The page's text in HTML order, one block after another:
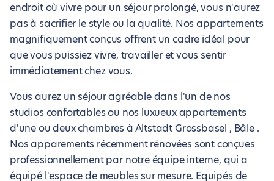
endroit où vivre pour un séjour prolongé, vous n'aurez
pas à sacrifier le style ou la qualité. Nos appartements
magnifiquement conçus offrent un cadre idéal pour
que vous puissiez vivre, travailler et vous sentir
immédiatement chez vous.
Vous aurez un séjour agréable dans l'un de nos
studios confortables ou nos luxueux appartements
d'une ou deux chambres à Altstadt Grossbasel , Bâle .
Nos apparements récemment rénovées sont conçues
professionnellement par notre équipe interne, qui a
équipé l'espace de meubles sur mesure. Equipés de